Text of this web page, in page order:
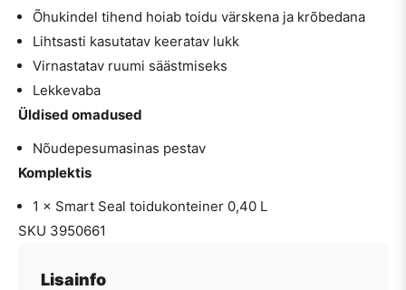
Õhukindel tihend hoiab toidu värskena ja krõbedana
Lihtsasti kasutatav keeratav lukk
Virnastatav ruumi säästmiseks
Lekkevaba
Üldised omadused
Nõudepesumasinas pestav
Komplektis
1 × Smart Seal toidukonteiner 0,40 L
SKU 3950661
Lisainfo